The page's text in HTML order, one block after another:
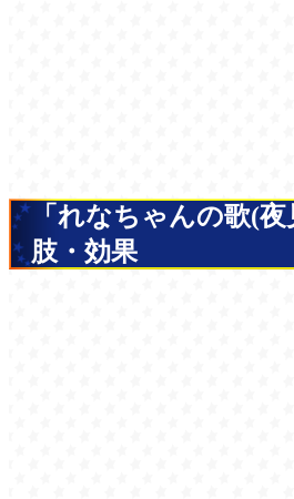
「れなちゃんの歌(
肢・効果